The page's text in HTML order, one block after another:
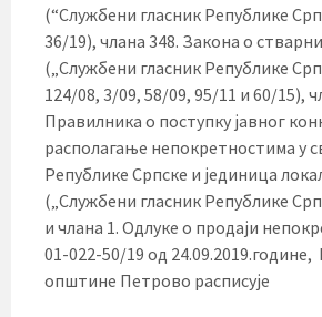
(“Службени гласник Републике
36/19), члана 348. Закона о
(„Службени гласник Републике
124/08, 3/09, 58/09, 95/11 и 60/15),
Правилника о поступку јавног
располагање непокретностима у
Републике Српске и јединица
(„Службени гласник Републике
и чланa 1. Одлуке о продаји
01-022-50/19 од
општине Петрово расписује